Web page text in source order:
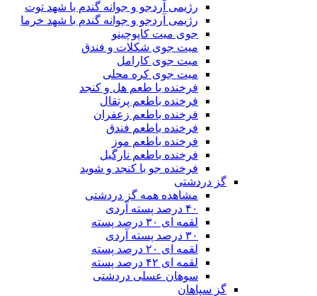
رژیمی آردجو و جوانه گندم با شهد توت
رژیمی آردجو و جوانه گندم با شهد خرما
جوی میت کاپوچینو
میت جوی شکلات و فندق
میت جوی کارامل
میت جوی کره محلی
فرخنده با طعم هل و کنجد
فرخنده باطعم پرتقال
فرخنده باطعم زعفران
فرخنده باطعم فندق
فرخنده باطعم موز
فرخنده باطعم نارگیل
فرخنده جو با کنجد و شوید
گز دردشتی
مشاهده همه گز دردشتی
۴۰ درصد پسته آردی
لقمه ای ۳۰ درصد پسته
۳۰ درصد پسته آردی
لقمه ای ۲۰ درصد پسته
لقمه ای ۴۲ درصد پسته
سوهان عسلی دردشتی
گز سپاهان